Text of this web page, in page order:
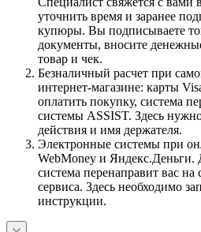
уточнить время и заранее
купюры. Вы подписываете
документы, вносите
товар и чек.
Безналичный расчет при
интернет-магазине: карты
оплатить покупку, система
системы ASSIST. Здесь
действия и имя держателя.
Электронные системы при
WebMoney и Яндекс.Деньги.
система перенаправит вас
сервиса. Здесь необходимо
инструкции.